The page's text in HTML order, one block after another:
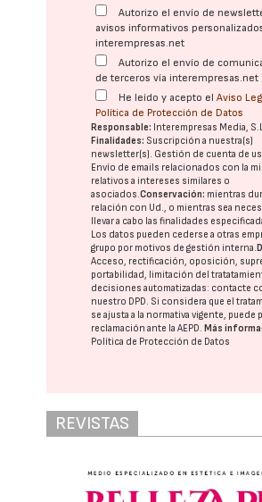
Autorizo el envío de
avisos informativos
interempresas.net
Autorizo el envío de
de terceros vía interempresas.net
He leído y acepto elAviso
Política de Protección de Datos
Responsable: Interempresas Media,
Finalidades: Suscripción a nuestra(s)
newsletter(s). Gestión de cuenta de
Envío de emails relacionados con la
relativos a intereses similares o
asociados.Conservación: mientras
relación con Ud., o mientras sea
llevar a cabo las finalidades
Los datos pueden cederse a otras
grupo por motivos de gestión interna.
Acceso, rectificación, oposición,
portabilidad, limitación del
decisiones automatizadas: contacte
nuestro DPD. Si considera que el
se ajusta a la normativa vigente, puede
reclamación ante laAEPD.Más
Política de Protección de Datos
REVISTAS